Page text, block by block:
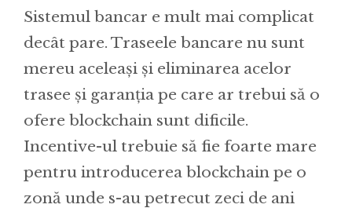
Sistemul bancar e mult mai complicat
decât pare. Traseele bancare nu sunt
mereu aceleași și eliminarea acelor
trasee și garanția pe care ar trebui să o
ofere blockchain sunt dificile.
Incentive-ul trebuie să fie foarte mare
pentru introducerea blockchain pe o
zonă unde s-au petrecut zeci de ani